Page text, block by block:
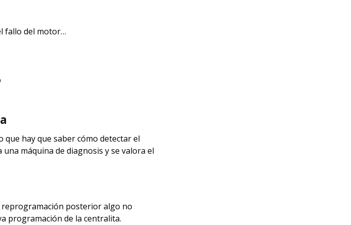
fallo del motor…
hay que saber cómo detectar el
máquina de diagnosis y se valora el
reprogramación posterior algo no
programación de la centralita.